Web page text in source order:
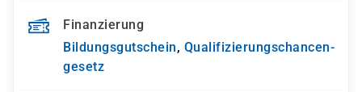
Finanzierung
Bildungsgutschein, Qualifizierungs­chancen­
gesetz